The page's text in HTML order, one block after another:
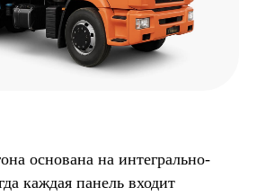
основана на интегрально-
каждая панель входит